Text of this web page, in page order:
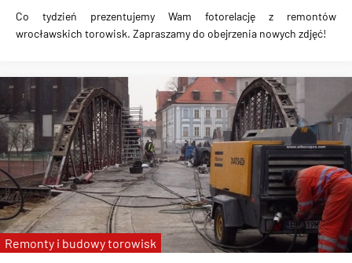
Co tydzień prezentujemy Wam fotorelację z remontów
wrocławskich torowisk. Zapraszamy do obejrzenia nowych zdjęć!
Remonty i budowy torowisk